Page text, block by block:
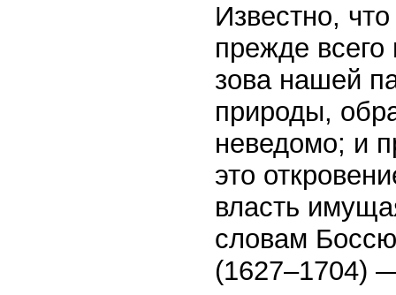
Известно,
прежде
зова нашей
природы,
неведомо; и
это
власть
словам
(1627–1704)